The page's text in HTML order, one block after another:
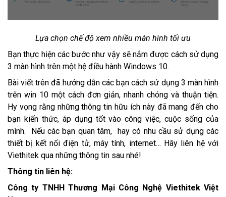
Lựa chọn chế độ xem nhiều màn hình tối ưu
Bạn thực hiện các bước như vậy sẽ nắm được cách sử dụng
3 màn hình trên một hệ điều hành Windows 10.
Bài viết trên đã hướng dẫn các bạn cách sử dụng 3 màn hình
trên win 10 một cách đơn giản, nhanh chóng và thuận tiện.
Hy vọng rằng những thông tin hữu ích này đã mang đến cho
bạn kiến thức, áp dụng tốt vào công việc, cuộc sống của
mình. Nếu các bạn quan tâm, hay có nhu cầu sử dụng các
thiết bị kết nối điện tử, máy tính, internet… Hãy liên hệ với
Viethitek qua những thông tin sau nhé!
Thông tin liên hệ:
Công ty TNHH Thương Mại Công Nghệ Viethitek Việt